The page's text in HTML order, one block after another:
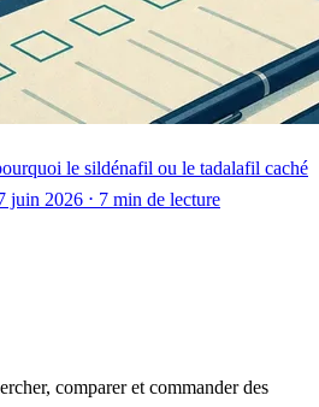
le sildénafil ou le tadalafil caché
juin 2026 ⋅ 7 min de lecture
comparer et commander des